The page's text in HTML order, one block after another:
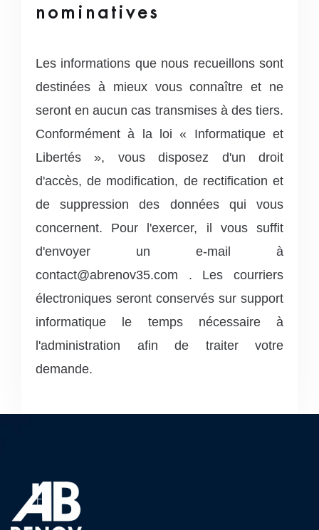
nominatives
Les informations que nous recueillons sont
destinées à mieux vous connaître et ne
seront en aucun cas transmises à des tiers.
Conformément à la loi « Informatique et
Libertés », vous disposez d'un droit
d'accès, de modification, de rectification et
de suppression des données qui vous
concernent. Pour l'exercer, il vous suffit
d'envoyer un e-mail à
contact@abrenov35.com . Les courriers
électroniques seront conservés sur support
informatique le temps nécessaire à
l'administration afin de traiter votre
demande.